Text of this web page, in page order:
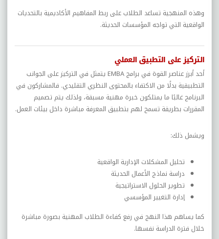
وهذه المنهجية تساعد الطلاب على ربط المفاهيم الأكاديمية بالتحديات
الواقعية التي تواجه المؤسسات الحديثة.
التركيز على التطبيق العملي
أحد أبرز عناصر القوة في برامج EMBA يتمثل في التركيز على الجوانب
التطبيقية بدلًا من الاكتفاء بالمحتوى النظري التقليدي. فالمشاركون في
البرنامج غالبًا ما يمتلكون خبرة مهنية مسبقة، ولذلك يتم تصميم
المقررات بطريقة تسمح لهم بتطبيق المعرفة مباشرة داخل بيئات العمل.
ويشمل ذلك:
تحليل المشكلات الإدارية الواقعية
دراسة نماذج الأعمال الحديثة
تطوير الحلول الاستراتيجية
إدارة التغيير المؤسسي
كما يساهم هذا النهج في رفع كفاءة الطلاب المهنية بصورة مباشرة
خلال فترة الدراسة نفسها.